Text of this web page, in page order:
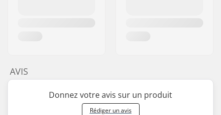
AVIS
Donnez votre avis sur un produit
Rédiger un avis